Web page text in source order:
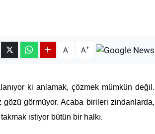
A- A+
ki anlamak, çözmek mümkün değil.
gözü görmüyor. Acaba birileri zindanlarda,
istiyor bütün bir halkı.